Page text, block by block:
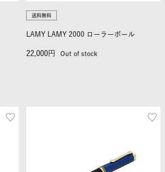
送料無料
LAMY LAMY 2000 ローラーボール
22,000 Out of stock